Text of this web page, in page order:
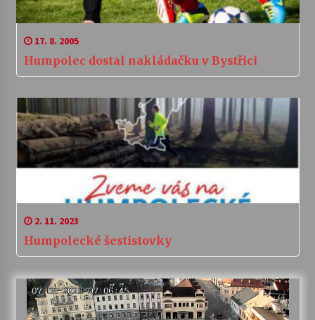
17. 8. 2005
Humpolec dostal nakládačku v Bystřici
2. 11. 2023
Humpolecké šestistovky